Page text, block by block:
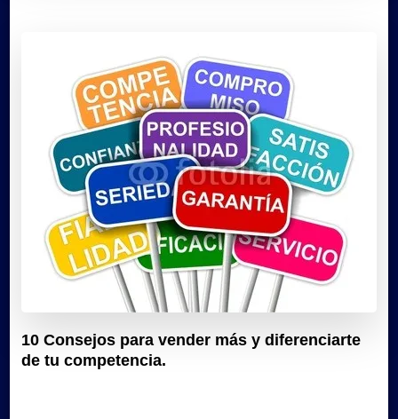
10 Consejos para vender más y diferenciarte
de tu competencia.